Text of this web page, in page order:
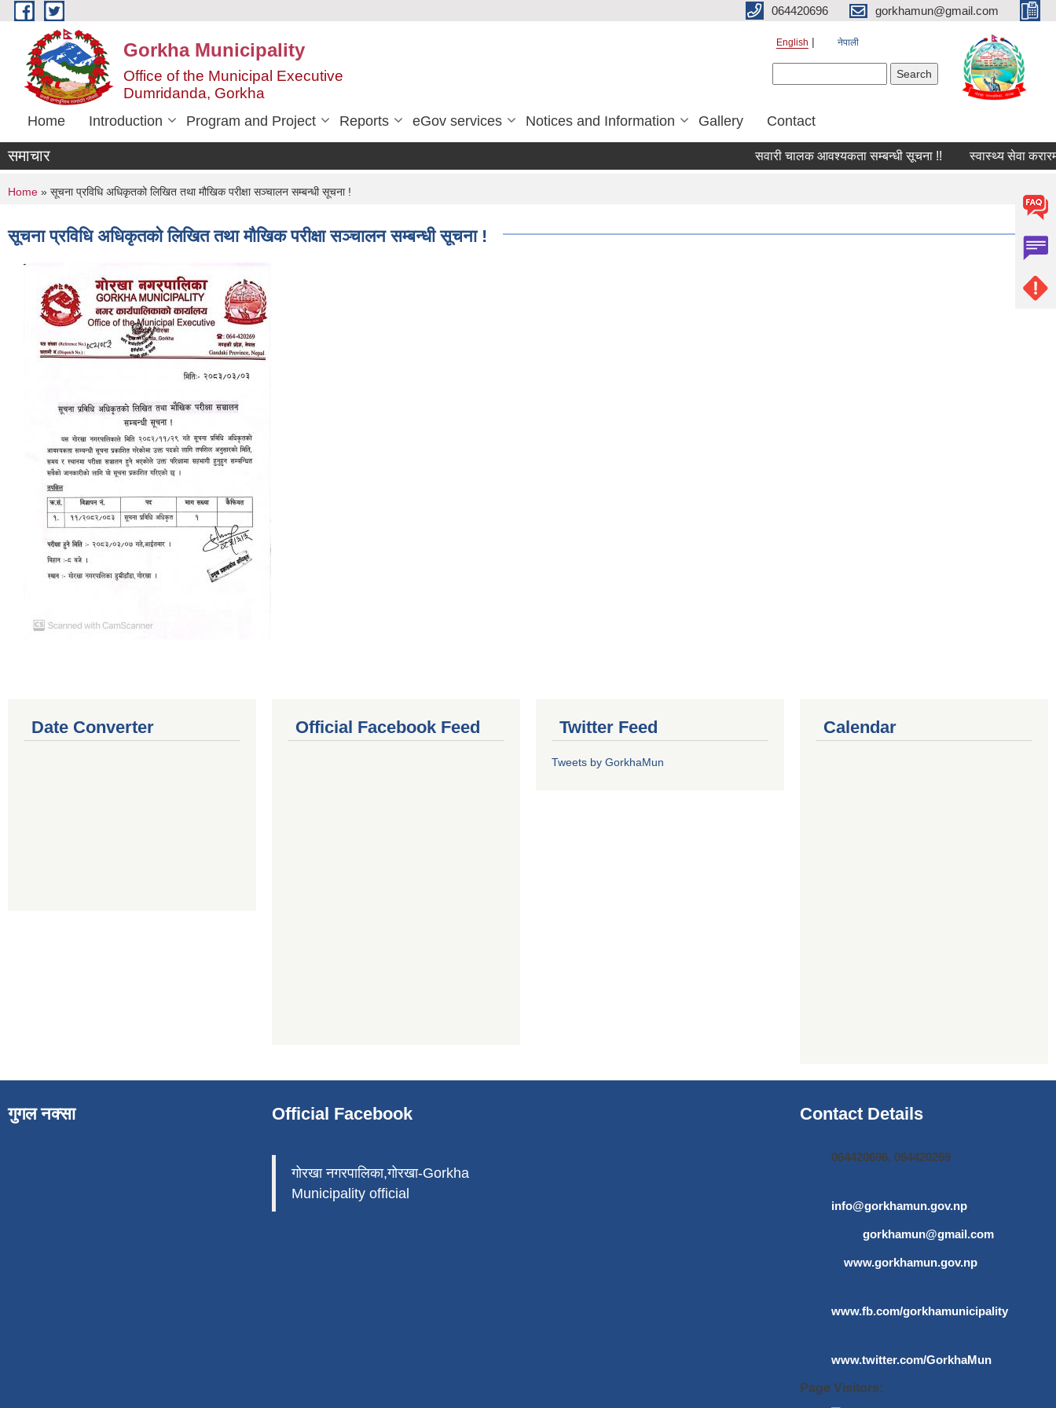
Skip to main content 064420696 gorkhamun@gmail.com
Gorkha Municipality
Office of the Municipal Executive
Dumridanda, Gorkha
English नेपाली
Home Introduction Program and Project Reports eGov services Notices and Information Gallery Contact
समाचार सवारी चालक आवश्यकता सम्बन्धी सूचना !! स्वास्थ्य सेवा
You are here
Home » सूचना प्रविधि अधिकृतको लिखित तथा मौखिक परीक्षा सञ्चालन सम्बन्धी सूचना !
सूचना प्रविधि अधिकृतको लिखित तथा मौखिक परीक्षा सञ्चालन सम्बन्धी सूचना !
Date Converter Official Facebook Feed Twitter Feed
Tweets by GorkhaMun
Calendar
गुगल नक्सा Official Facebook
गोरखा नगरपालिका,गोरखा-Gorkha
Municipality official
Contact Details
064420696, 064420269
info@gorkhamun.gov.np,
gorkhamun@gmail.com
www.gorkhamun.gov.np
www.fb.com/gorkhamunicipality
www.twitter.com/GorkhaMun
Page Visitors: